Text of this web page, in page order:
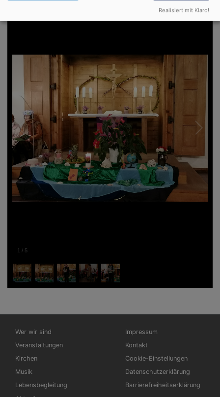
1 / 5
Hauptnavigation
Wer wir sind
Veranstaltungen
Kirchen
Musik
Lebensbegleitung
Fußbereichsmenü
Impressum
Kontakt
Cookie-Einstellungen
Datenschutzerklärung
Barrierefreiheitserklärung
Realisiert mit Klaro!